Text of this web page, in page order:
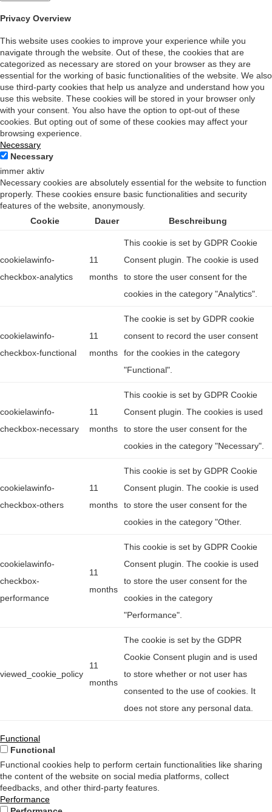
Privacy Overview
This website uses cookies to improve your experience while you
navigate through the website. Out of these, the cookies that are
categorized as necessary are stored on your browser as they are
essential for the working of basic functionalities of the website. We also
use third-party cookies that help us analyze and understand how you
use this website. These cookies will be stored in your browser only
with your consent. You also have the option to opt-out of these
cookies. But opting out of some of these cookies may affect your
browsing experience.
Necessary
Necessary
immer aktiv
Necessary cookies are absolutely essential for the website to function
properly. These cookies ensure basic functionalities and security
features of the website, anonymously.
Cookie
Dauer Beschreibung
cookielawinfo-
checkbox-analytics
11
months
This cookie is set by GDPR Cookie
Consent plugin. The cookie is used
to store the user consent for the
cookies in the category "Analytics".
cookielawinfo-
checkbox-functional
11
months
The cookie is set by GDPR cookie
consent to record the user consent
for the cookies in the category
"Functional".
cookielawinfo-
checkbox-necessary
11
months
This cookie is set by GDPR Cookie
Consent plugin. The cookies is used
to store the user consent for the
cookies in the category "Necessary".
cookielawinfo-
checkbox-others
11
months
This cookie is set by GDPR Cookie
Consent plugin. The cookie is used
to store the user consent for the
cookies in the category "Other.
cookielawinfo-
checkbox-
performance
11
months
This cookie is set by GDPR Cookie
Consent plugin. The cookie is used
to store the user consent for the
cookies in the category
"Performance".
viewed_cookie_policy
11
months
The cookie is set by the GDPR
Cookie Consent plugin and is used
to store whether or not user has
consented to the use of cookies. It
does not store any personal data.
Functional
Functional
Functional cookies help to perform certain functionalities like sharing
the content of the website on social media platforms, collect
feedbacks, and other third-party features.
Performance